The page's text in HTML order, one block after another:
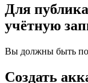
Для
учётную
Вы должны быть
Создать